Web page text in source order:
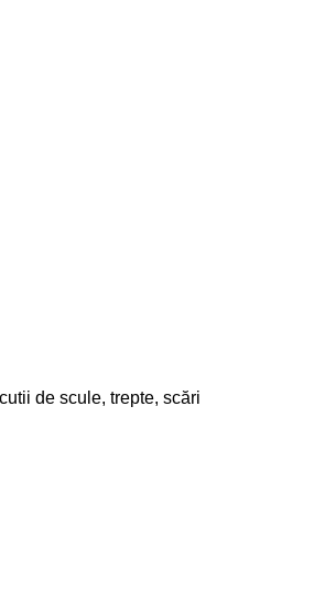
de scule, trepte, scări